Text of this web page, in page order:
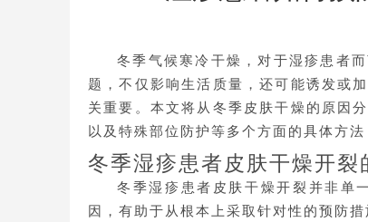
冬季气候寒冷干燥，对于湿疹患者
题，不仅影响生活质量，还可能诱发或
关重要。本文将从冬季皮肤干燥的原因
以及特殊部位防护等多个方面的具体方
冬季湿疹患者皮肤干燥开裂
冬季湿疹患者皮肤干燥开裂并非单
因，有助于从根本上采取针对性的预防措